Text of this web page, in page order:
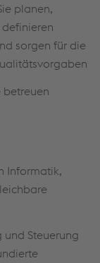
planen,
definieren
sorgen für die
betreuen
Projektrisiken
zur
Informatik,
Steuerung